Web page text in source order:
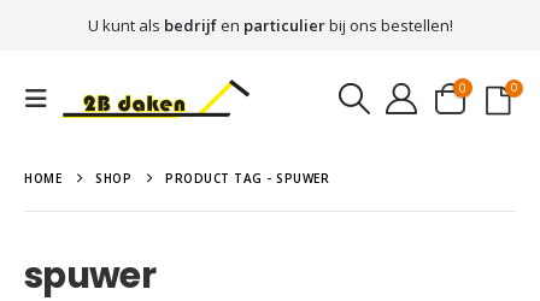
U kunt als bedrijfen particulierbij ons bestellen!
0 0
HOME SHOP PRODUCT TAG - SPUWER
spuwer